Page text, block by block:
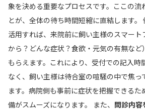
象を決める重要なプロセスです。ここの流
とが、全体の待ち時間短縮に直結します。
活用すれば、来院前に飼い主様のスマー
から？どんな症状？食欲・元気の有無など
もらえます。これにより、受付での記入時
なく、飼い主様は待合室の喧騒の中で焦っ
ます。病院側も事前に症状を把握できる
備がスムーズになります。 また、 問診内